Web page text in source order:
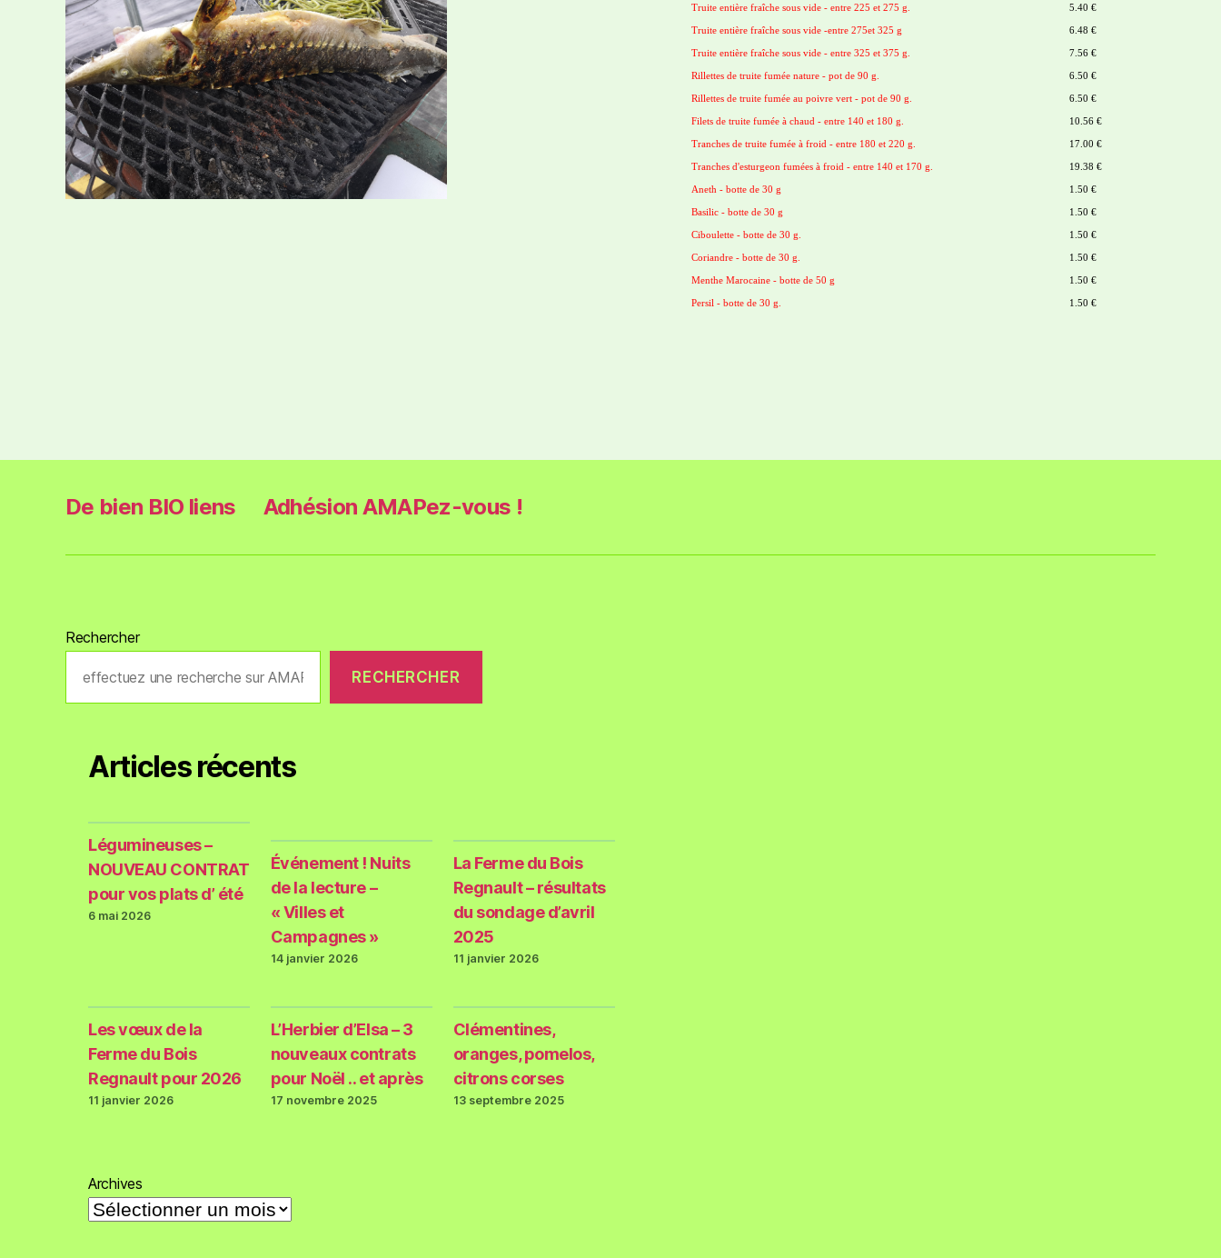
Truite entière fraîche sous vide - entre 225 et 275 g. 5.40 €
Truite entière fraîche sous vide -entre 275et 325 g 6.48 €
Truite entière fraîche sous vide - entre 325 et 375 g. 7.56 €
Rillettes de truite fumée nature - pot de 90 g. 6.50 €
Rillettes de truite fumée au poivre vert - pot de 90 g. 6.50 €
Filets de truite fumée à chaud - entre 140 et 180 g. 10.56 €
Tranches de truite fumée à froid - entre 180 et 220 g. 17.00 €
Tranches d'esturgeon fumées à froid - entre 140 et 170 g. 19.38 €
Aneth - botte de 30 g 1.50 €
Basilic - botte de 30 g 1.50 €
Ciboulette - botte de 30 g. 1.50 €
Coriandre - botte de 30 g. 1.50 €
Menthe Marocaine - botte de 50 g 1.50 €
Persil - botte de 30 g. 1.50 €
De bien BIO liens Adhésion AMAPez-vous !
Rechercher
RECHERCHER
Articles récents
Légumineuses –
NOUVEAU CONTRAT
pour vos plats d’ été
6 mai 2026
Événement ! Nuits
de la lecture –
« Villes et
Campagnes »
14 janvier 2026
La Ferme du Bois
Regnault – résultats
du sondage d’avril
2025
11 janvier 2026
Les vœux de la
Ferme du Bois
Regnault pour 2026
11 janvier 2026
L’Herbier d’Elsa – 3
nouveaux contrats
pour Noël .. et après
17 novembre 2025
Clémentines,
oranges, pomelos,
citrons corses
13 septembre 2025
Archives